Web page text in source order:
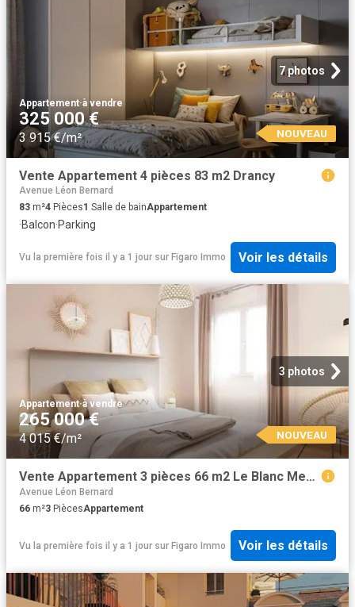
7 photos
Appartement·à vendre
325 000 €
3 915 €/m² NOUVEAU
Vente Appartement 4 pièces 83 m2 Drancy
Avenue Léon Bernard
83 m²4 Pièces1 Salle de bainAppartement
·Balcon·Parking
Vu la première fois il y a 1 jour sur Figaro Immo Voir les détails
3 photos
Appartement·à vendre
265 000 €
4 015 €/m² NOUVEAU
Vente Appartement 3 pièces 66 m2 Le Blanc Mesnil
Avenue Léon Bernard
66 m²3 PiècesAppartement
Vu la première fois il y a 1 jour sur Figaro Immo Voir les détails